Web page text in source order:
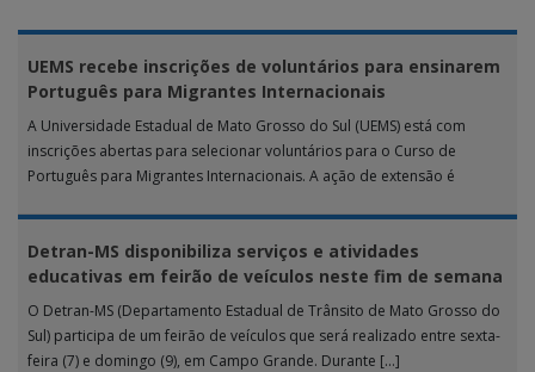
UEMS recebe inscrições de voluntários para ensinarem
Português para Migrantes Internacionais
A Universidade Estadual de Mato Grosso do Sul (UEMS) está com
inscrições abertas para selecionar voluntários para o Curso de
Português para Migrantes Internacionais. A ação de extensão é
Detran-MS disponibiliza serviços e atividades
educativas em feirão de veículos neste fim de semana
O Detran-MS (Departamento Estadual de Trânsito de Mato Grosso do
Sul) participa de um feirão de veículos que será realizado entre sexta-
feira (7) e domingo (9), em Campo Grande. Durante […]